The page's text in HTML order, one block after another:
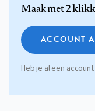
Maak met2
ACCOUNT
Heb je al een